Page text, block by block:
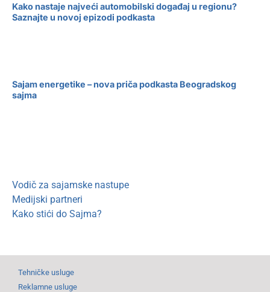
Kako nastaje najveći automobilski događaj u regionu?
Saznajte u novoj epizodi podkasta
Sajam energetike – nova priča podkasta Beogradskog
sajma
Vodič za sajamske nastupe
Medijski partneri
Kako stići do Sajma?
Tehničke usluge
Reklamne usluge